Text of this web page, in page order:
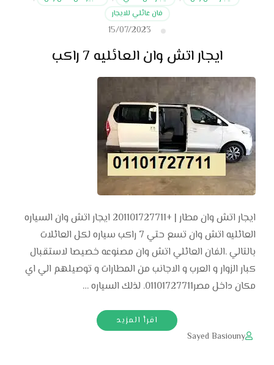
فان عائلي للايجار
15/07/2023
ايجار اتش وان العائليه 7 راكب
ايجار اتش وان مطار | +201101727711 ايجار اتش وان السياره
العائليه اتش وان تسع حتي 7 راكب سياره لكل العائلات
بالتالي .الفان العائلي اتش وان مصنوعه خصيصا لاستقبال
كبار الزوار و العرب و الاجانب من المطارات و توصيلهم الي اي
مكان داخل مصر01101727711. لذلك السياره …
اقرأ المزيد
Sayed Basiouny